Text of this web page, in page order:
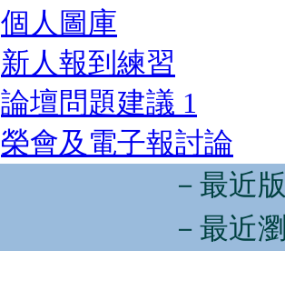
個人圖庫
新人報到練習
論壇問題建議 1
榮會及電子報討論
－最近
－最近